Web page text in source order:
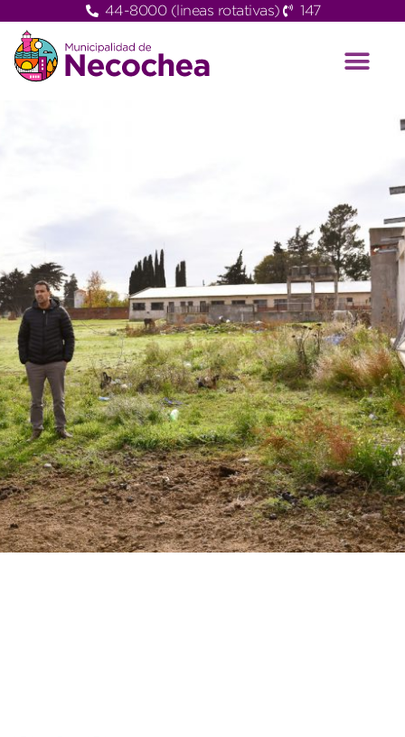
44-8000 (lineas rotativas) 147